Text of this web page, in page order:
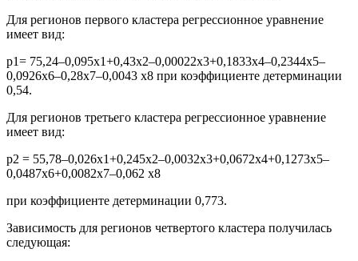
Для регионов первого кластера регрессионное уравнение
имеет вид:
р1= 75,24–0,095x1+0,43x2–0,00022x3+0,1833x4–0,2344x5–
0,0926x6–0,28x7–0,0043 x8 при коэффициенте детерминации
0,54.
Для регионов третьего кластера регрессионное уравнение
имеет вид:
р2 = 55,78–0,026x1+0,245x2–0,0032x3+0,0672x4+0,1273x5–
0,0487x6+0,0082x7–0,062 x8
при коэффициенте детерминации 0,773.
Зависимость для регионов четвертого кластера получилась
следующая: